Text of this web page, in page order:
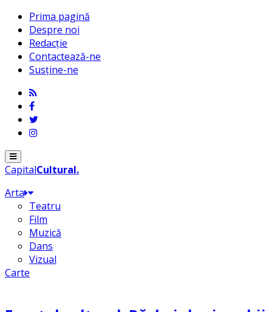
Prima pagină
Despre noi
Redacție
Contactează-ne
Susține-ne
Menu
CapitalCultural.
Arta
Teatru
Film
Muzică
Dans
Vizual
Carte